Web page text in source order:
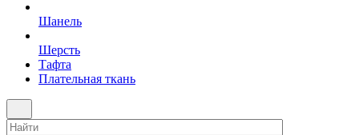
Шанель
Шерсть
Тафта
Плательная ткань